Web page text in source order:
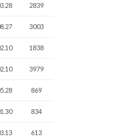
2839
3003
1838
3979
869
834
613